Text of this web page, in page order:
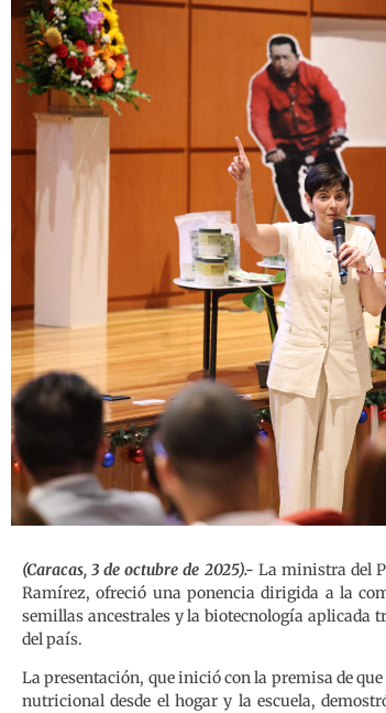
(Caracas, 3 de octubre de 2025).- La ministra del
Ramírez, ofreció una ponencia dirigida a la
semillas ancestrales y la biotecnología
del país.
La presentación, que inició con la premisa de
nutricional desde el hogar y la escuela,